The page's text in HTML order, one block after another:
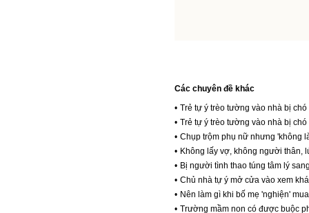
Các chuyên đề khác
• Trẻ tự ý trèo tường vào nhà bị
• Trẻ tự ý trèo tường vào nhà bị
• Chụp trộm phụ nữ nhưng 'không
• Không lấy vợ, không người thân,
• Bị người tình thao túng tâm lý
• Chủ nhà tự ý mở cửa vào xem
• Nên làm gì khi bố mẹ 'nghiện'
• Trường mầm non có được buộc